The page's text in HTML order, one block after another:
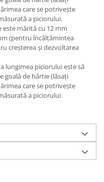
care se potrivește
a piciorului.
mărită cu 12 mm
(pentru încălțămintea
creșterea și dezvoltarea
lungimea piciorului este să
goală de hârtie (lăsați
care se potrivește
a piciorului.